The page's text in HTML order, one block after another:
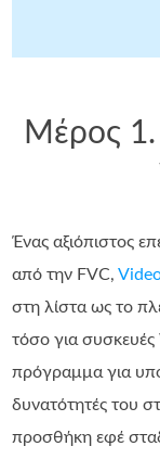
Μέρος
Ένας αξιόπιστος
από την FVC,
στη λίστα ως το
τόσο για
πρόγραμμα για
δυνατότητές του
προσθήκη εφέ